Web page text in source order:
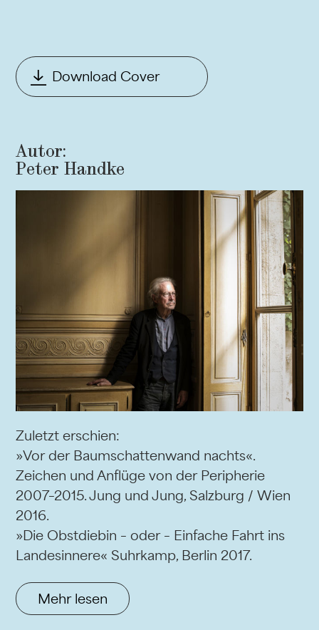
Download Cover
Autor:
Peter Handke
Zuletzt erschien:
»Vor der Baumschattenwand nachts«.
Zeichen und Anflüge von der Peripherie
2007–2015. Jung und Jung, Salzburg / Wien
2016.
»Die Obstdiebin – oder – Einfache Fahrt ins
Landesinnere« Suhrkamp, Berlin 2017.
Mehr lesen